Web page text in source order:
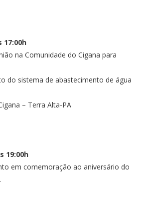
17:00h
na Comunidade do Cigana para
do sistema de abastecimento de água
– Terra Alta-PA
19:00h
em comemoração ao aniversário do